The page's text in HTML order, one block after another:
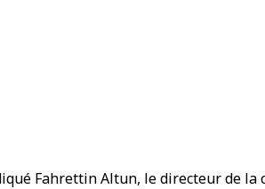
Fahrettin Altun, le directeur de la